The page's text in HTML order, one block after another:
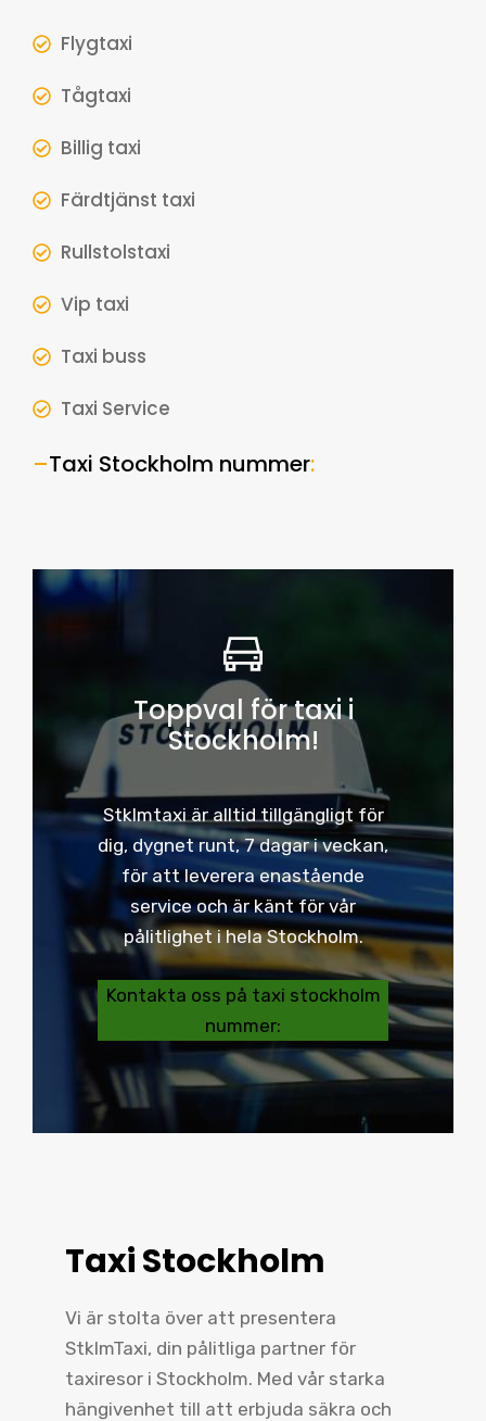
Flygtaxi
Tågtaxi
Billig taxi
Färdtjänst taxi
Rullstolstaxi
Vip taxi
Taxi buss
Taxi Service
–Taxi Stockholm nummer:
Toppval för taxi i
Stockholm!
Stklmtaxi är alltid tillgängligt för
dig, dygnet runt, 7 dagar i veckan,
för att leverera enastående
service och är känt för vår
pålitlighet i hela Stockholm.
Kontakta oss på taxi stockholm
nummer:
Taxi Stockholm
Vi är stolta över att presentera
StklmTaxi, din pålitliga partner för
taxiresor i Stockholm. Med vår starka
hängivenhet till att erbjuda säkra och